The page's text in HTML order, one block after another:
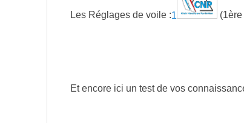
Les Réglages de voile :1
Et encore ici un test de vos